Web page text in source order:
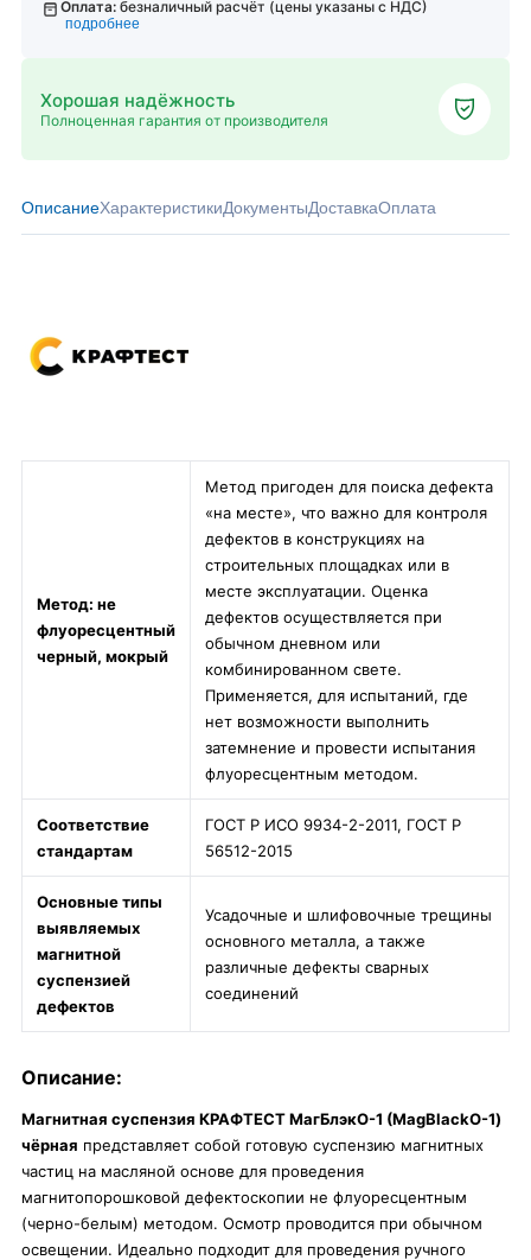
Оплата: безналичный расчёт (цены указаны с НДС)
подробнее
Хорошая надёжность
Полноценная гарантия от производителя
ОписаниеХарактеристикиДокументыДоставкаОплата
Метод: не
флуоресцентный
черный, мокрый
Метод пригоден для поиска дефекта
«на месте», что важно для контроля
дефектов в конструкциях на
строительных площадках или в
месте эксплуатации. Оценка
дефектов осуществляется при
обычном дневном или
комбинированном свете.
Применяется, для испытаний, где
нет возможности выполнить
затемнение и провести испытания
флуоресцентным методом.
Соответствие
стандартам
ГОСТ Р ИСО 9934-2-2011, ГОСТ Р
56512-2015
Основные типы
выявляемых
магнитной
суспензией
дефектов
Усадочные и шлифовочные трещины
основного металла, а также
различные дефекты сварных
соединений
Описание:
Магнитная суспензия КРАФТЕСТ МагБлэкО-1 (MagBlackO-1)
чёрная представляет собой готовую суспензию магнитных
частиц на масляной основе для проведения
магнитопорошковой дефектоскопии не флуоресцентным
(черно-белым) методом. Осмотр проводится при обычном
освещении. Идеально подходит для проведения ручного